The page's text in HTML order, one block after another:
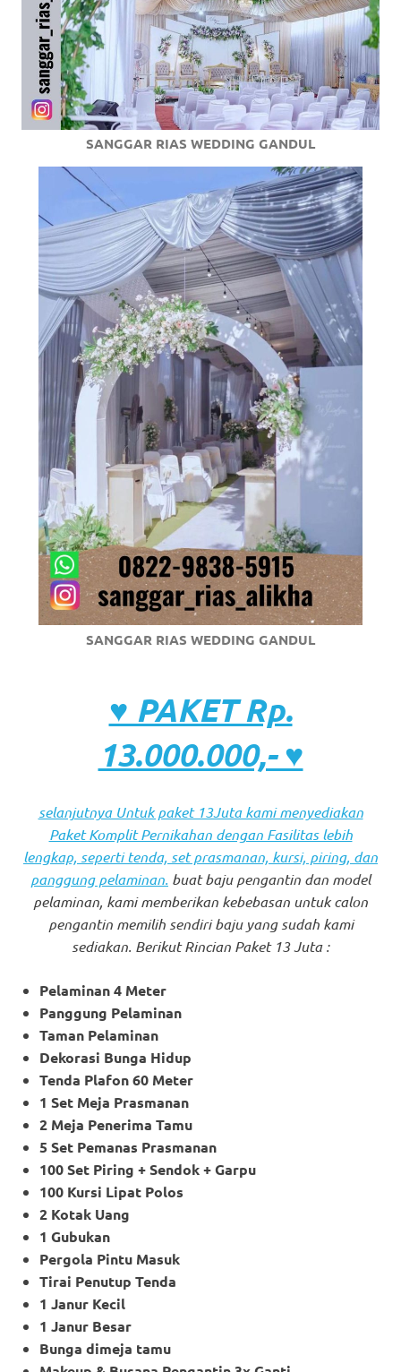
SANGGAR RIAS WEDDING GANDUL
SANGGAR RIAS WEDDING GANDUL
♥ PAKET Rp.
13.000.000,- ♥
selanjutnya Untuk paket 13Juta kami menyediakan
Paket Komplit Pernikahan dengan Fasilitas lebih
lengkap, seperti tenda, set prasmanan, kursi, piring, dan
panggung pelaminan. buat baju pengantin dan model
pelaminan, kami memberikan kebebasan untuk calon
pengantin memilih sendiri baju yang sudah kami
sediakan. Berikut Rincian Paket 13 Juta :
Pelaminan 4 Meter
Panggung Pelaminan
Taman Pelaminan
Dekorasi Bunga Hidup
Tenda Plafon 60 Meter
1 Set Meja Prasmanan
2 Meja Penerima Tamu
5 Set Pemanas Prasmanan
100 Set Piring + Sendok + Garpu
100 Kursi Lipat Polos
2 Kotak Uang
1 Gubukan
Pergola Pintu Masuk
Tirai Penutup Tenda
1 Janur Kecil
1 Janur Besar
Bunga dimeja tamu